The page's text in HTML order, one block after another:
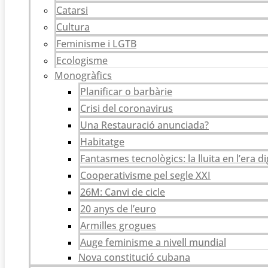
Catarsi
Cultura
Feminisme i LGTB
Ecologisme
Monogràfics
Planificar o barbàrie
Crisi del coronavirus
Una Restauració anunciada?
Habitatge
Fantasmes tecnològics: la lluita en l’era
Cooperativisme pel segle XXI
26M: Canvi de cicle
20 anys de l’euro
Armilles grogues
Auge feminisme a nivell mundial
Nova constitució cubana